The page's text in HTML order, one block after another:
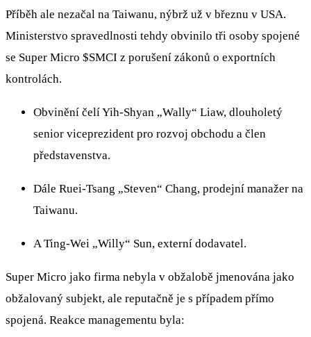
Příběh ale nezačal na Taiwanu, nýbrž už v březnu v USA.
Ministerstvo spravedlnosti tehdy obvinilo tři osoby spojené
se Super Micro $SMCI z porušení zákonů o exportních
kontrolách.
Obvinění čelí Yih‑Shyan „Wally“ Liaw, dlouholetý
senior viceprezident pro rozvoj obchodu a člen
představenstva.
Dále Ruei‑Tsang „Steven“ Chang, prodejní manažer na
Taiwanu.
A Ting‑Wei „Willy“ Sun, externí dodavatel.
Super Micro jako firma nebyla v obžalobě jmenována jako
obžalovaný subjekt, ale reputačně je s případem přímo
spojená. Reakce managementu byla: